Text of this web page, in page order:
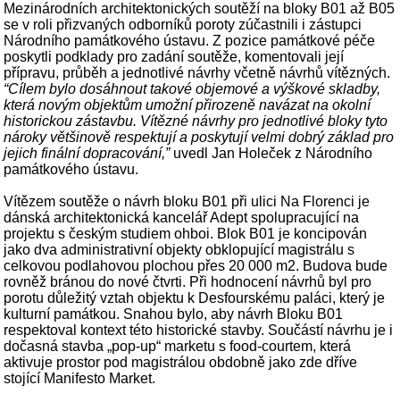
Mezinárodních architektonických soutěží na bloky B01 až B05
se v roli přizvaných odborníků poroty zúčastnili i zástupci
Národního památkového ústavu. Z pozice památkové péče
poskytli podklady pro zadání soutěže, komentovali její
přípravu, průběh a jednotlivé návrhy včetně návrhů vítězných.
“Cílem bylo dosáhnout takové objemové a výškové skladby,
která novým objektům umožní přirozeně navázat na okolní
historickou zástavbu. Vítězné návrhy pro jednotlivé bloky tyto
nároky většinově respektují a poskytují velmi dobrý základ pro
jejich finální dopracování,” uvedl Jan Holeček z Národního
památkového ústavu.
Vítězem soutěže o návrh bloku B01 při ulici Na Florenci je
dánská architektonická kancelář Adept spolupracující na
projektu s českým studiem ohboi. Blok B01 je koncipován
jako dva administrativní objekty obklopující magistrálu s
celkovou podlahovou plochou přes 20 000 m2. Budova bude
rovněž bránou do nové čtvrti. Při hodnocení návrhů byl pro
porotu důležitý vztah objektu k Desfourskému paláci, který je
kulturní památkou. Snahou bylo, aby návrh Bloku B01
respektoval kontext této historické stavby. Součástí návrhu je i
dočasná stavba „pop-up“ marketu s food-courtem, která
aktivuje prostor pod magistrálou obdobně jako zde dříve
stojící Manifesto Market.